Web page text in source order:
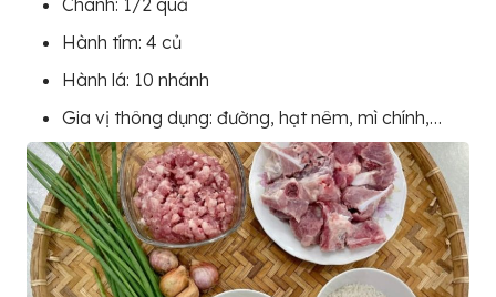
Hành tím: 4 củ
Hành lá: 10 nhánh
Gia vị thông dụng: đường, hạt nêm, mì chính,…